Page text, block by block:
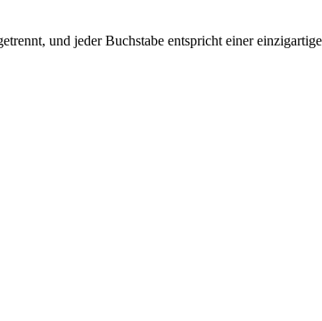
und jeder Buchstabe entspricht einer